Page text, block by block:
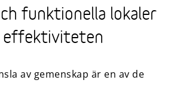
funktionella lokaler
av gemenskap är en av de